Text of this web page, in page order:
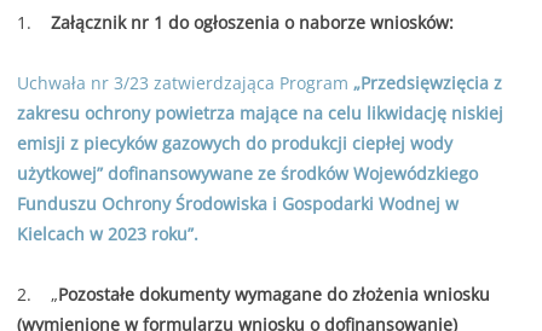
1. Załącznik nr 1 do ogłoszenia o naborze wniosków:
Uchwała nr 3/23 zatwierdzająca Program „Przedsięwzięcia z
zakresu ochrony powietrza mające na celu likwidację niskiej
emisji z piecyków gazowych do produkcji ciepłej wody
użytkowej” dofinansowywane ze środków Wojewódzkiego
Funduszu Ochrony Środowiska i Gospodarki Wodnej w
Kielcach w 2023 roku”.
2. „Pozostałe dokumenty wymagane do złożenia wniosku
(wymienione w formularzu wniosku o dofinansowanie)